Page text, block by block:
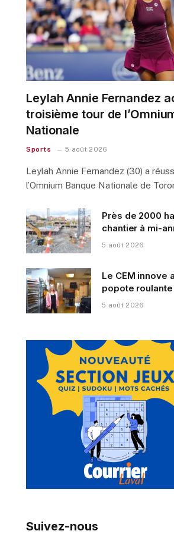
Leylah Annie Fernandez
troisième tour de
Nationale
Sports 5 août 2026
Leylah Annie Fernandez (30) a
l’Omnium Banque Nationale de
Près de 2000
chantier à mi-
5 août 2026
Le CEM innove
popote
5 août 2026
Suivez-nous